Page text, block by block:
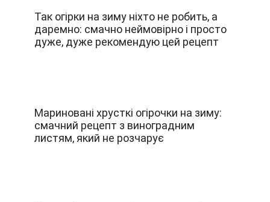
Так огірки на зиму ніхто не робить, а
даремно: смачно неймовірно і просто
дуже, дуже рекомендую цей рецепт
Мариновані хрусткі огірочки на зиму:
смачний рецепт з виноградним
листям, який не розчарує